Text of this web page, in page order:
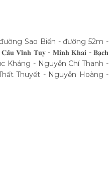
Sao Biển - đường 52m -
𝐕𝐢̃𝐧𝐡 𝐓𝐮𝐲 - 𝐌𝐢𝐧𝐡 𝐊𝐡𝐚𝐢 - 𝐁𝐚̣𝐜𝐡
Kháng - Nguyễn Chí Thanh -
Thuyết - Nguyễn Hoàng -